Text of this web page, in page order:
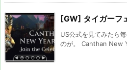
[GW] タイガーフ
US公式を見てみたら
のが。 Canthan New